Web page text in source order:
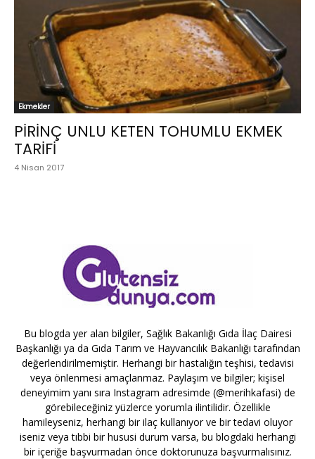
Ekmekler
PİRİNÇ UNLU KETEN TOHUMLU EKMEK
TARİFİ
4 Nisan 2017
Bu blogda yer alan bilgiler, Sağlık Bakanlığı Gıda İlaç Dairesi
Başkanlığı ya da Gıda Tarım ve Hayvancılık Bakanlığı tarafından
değerlendirilmemiştir. Herhangi bir hastalığın teşhisi, tedavisi
veya önlenmesi amaçlanmaz. Paylaşım ve bilgiler; kişisel
deneyimim yanı sıra Instagram adresimde (@merihkafasi) de
görebileceğiniz yüzlerce yorumla ilintilidir. Özellikle
hamileyseniz, herhangi bir ilaç kullanıyor ve bir tedavi oluyor
iseniz veya tıbbi bir hususi durum varsa, bu blogdaki herhangi
bir içeriğe başvurmadan önce doktorunuza başvurmalısınız.